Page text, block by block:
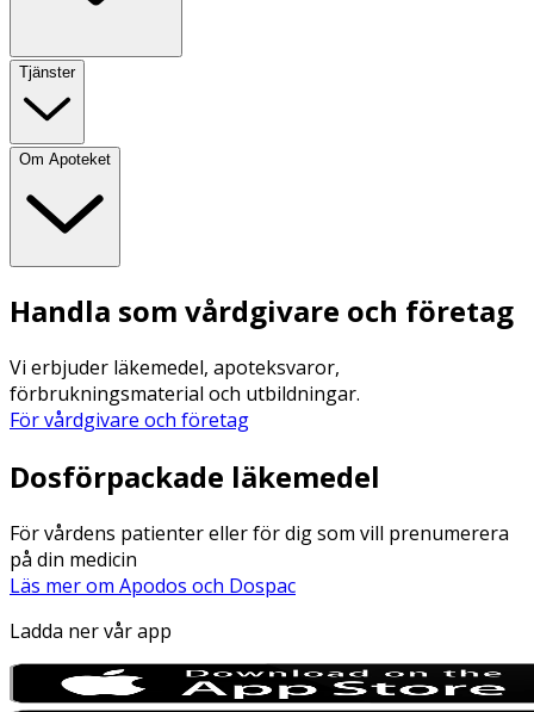
Tjänster
Om Apoteket
Handla som vårdgivare och företag
Vi erbjuder läkemedel, apoteksvaror,
förbrukningsmaterial och utbildningar.
För vårdgivare och företag
Dosförpackade läkemedel
För vårdens patienter eller för dig som vill prenumerera
på din medicin
Läs mer om Apodos och Dospac
Ladda ner vår app